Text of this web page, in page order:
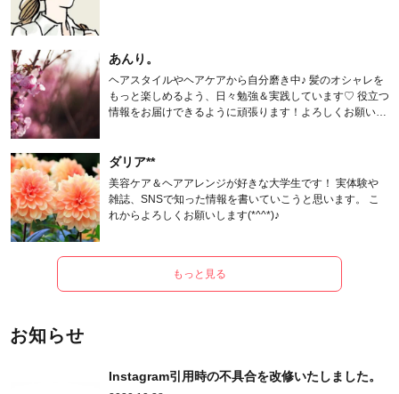
あんり。
ヘアスタイルやヘアケアから自分磨き中♪ 髪のオシャレを
もっと楽しめるよう、日々勉強＆実践しています♡ 役立つ
情報をお届けできるように頑張ります！よろしくお願いし
ダリア**
美容ケア＆ヘアアレンジが好きな大学生です！ 実体験や
雑誌、SNSで知った情報を書いていこうと思います。 こ
れからよろしくお願いします(*^^*)♪
もっと見る
お知らせ
Instagram引用時の不具合を改修いたしました。